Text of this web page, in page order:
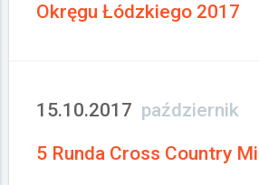
Okręgu Łódzkiego 2017
15.10.2017 październik
5 Runda Cross Country